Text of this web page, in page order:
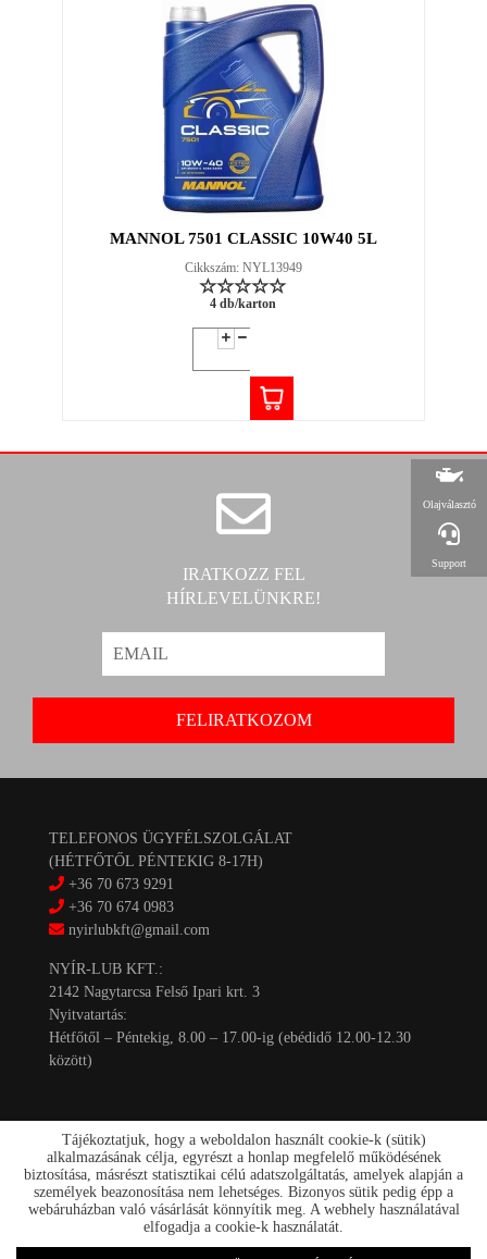
MANNOL 7501 CLASSIC 10W40 5L
Cikkszám: NYL13949
4 db/karton
IRATKOZZ FEL
HÍRLEVELÜNKRE!
TELEFONOS ÜGYFÉLSZOLGÁLAT
(HÉTFŐTŐL PÉNTEKIG 8-17H)
+36 70 673 9291
+36 70 674 0983
nyirlubkft@gmail.com
NYÍR-LUB KFT.:
2142 Nagytarcsa Felső Ipari krt. 3
Nyitvatartás:
Hétfőtől – Péntekig, 8.00 – 17.00-ig (ebédidő 12.00-12.30
között)
Kapcsolat
Akciók
Rólunk
Olajválasztó
Support
Tájékoztatjuk, hogy a weboldalon használt cookie-k (sütik)
alkalmazásának célja, egyrészt a honlap megfelelő működésének
biztosítása, másrészt statisztikai célú adatszolgáltatás, amelyek alapján a
személyek beazonosítása nem lehetséges. Bizonyos sütik pedig épp a
webáruházban való vásárlását könnyítik meg. A webhely használatával
elfogadja a cookie-k használatát.